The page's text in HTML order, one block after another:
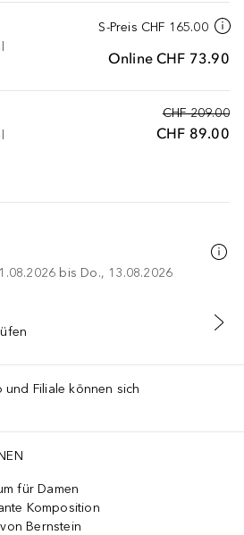
S-Preis CHF 165.00
Online CHF 73.90
CHF 209.00
CHF 89.00
bis Do., 13.08.2026
WARENKORB
und Filiale können sich
für Damen
Komposition
Bernstein